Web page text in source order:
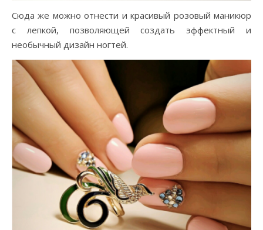
Сюда же можно отнести и красивый розовый маникюр
с лепкой, позволяющей создать эффектный и
необычный дизайн ногтей.